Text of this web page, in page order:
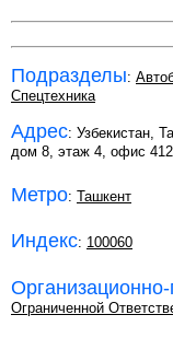
Подразделы:
Спецтехника
Адрес: Узбекистан,
дом 8, этаж 4, офис 412
Метро: Ташкент
Индекс: 100060
Ограниченной